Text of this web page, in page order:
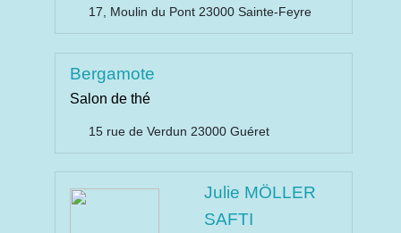
17, Moulin du Pont 23000 Sainte-Feyre
Bergamote
Salon de thé
15 rue de Verdun 23000 Guéret
Julie MÖLLER
SAFTI